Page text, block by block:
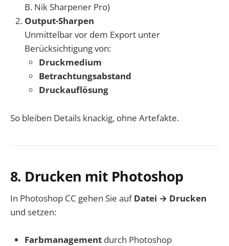
B. Nik Sharpener Pro)
Output-Sharpen
Unmittelbar vor dem Export unter
Berücksichtigung von:
Druckmedium
Betrachtungsabstand
Druckauflösung
So bleiben Details knackig, ohne Artefakte.
8. Drucken mit Photoshop
In Photoshop CC gehen Sie aufDatei → Drucken
und setzen:
Farb­management durch Photoshop